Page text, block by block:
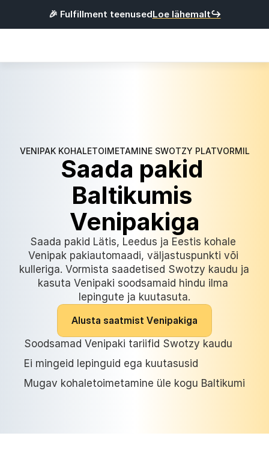
🎉 Fulfillment teenusedLoe lähemalt↪
Logi sisse
Regi streeru
Eesti
VENIPAK KOHALETOIMETAMINE SWOTZY PLATVORMIL
Saada pakid
Baltikumis
Venipakiga
Saada pakid Lätis, Leedus ja Eestis kohale
Venipak pakiautomaadi, väljastuspunkti või
kulleriga. Vormista saadetised Swotzy kaudu ja
kasuta Venipaki soodsamaid hindu ilma
lepingute ja kuutasuta.
Alusta saatmist Venipakiga
Soodsamad Venipaki tariifid Swotzy kaudu
Ei mingeid lepinguid ega kuutasusid
Mugav kohaletoimetamine üle kogu Baltikumi